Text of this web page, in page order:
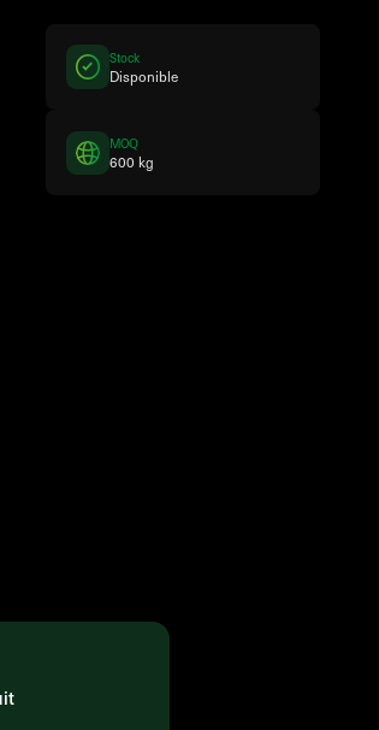
Stock
Disponible
MOQ
600 kg